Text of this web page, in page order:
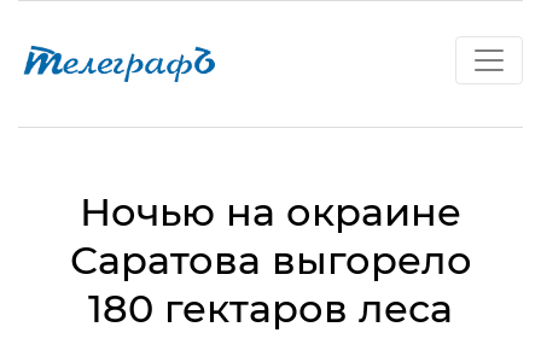
Ночью на окраине
Саратова выгорело
180 гектаров леса